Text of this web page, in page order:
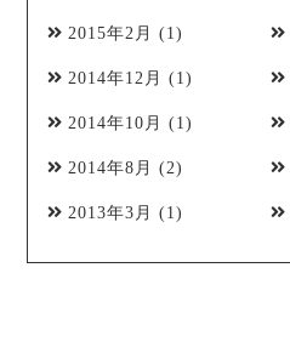
2015年2月 (1)
2014年12月 (1)
2014年10月 (1)
2014年8月 (2)
2013年3月 (1)